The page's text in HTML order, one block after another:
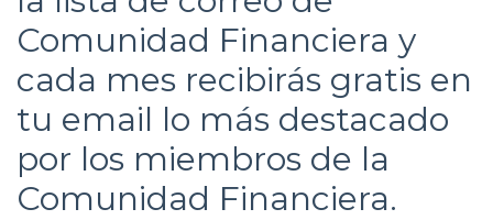
Comunidad Financiera y
cada mes recibirás gratis en
tu email lo más destacado
por los miembros de la
Comunidad Financiera.